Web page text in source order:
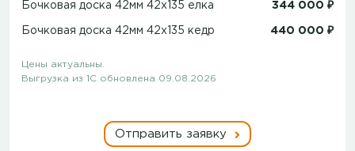
Бочковая доска 42мм 42х135 елка 344 000 ₽
Бочковая доска 42мм 42х135 кедр 440 000 ₽
Цены актуальны.
Выгрузка из 1С обновлена 09.08.2026
Отправить заявку